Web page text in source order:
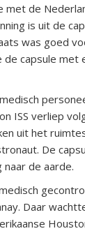
met de
is uit de
was goed
capsule
ISS verliep
uit het
De
naar de aarde.
Daar